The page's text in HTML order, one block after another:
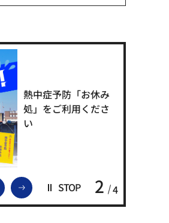
前のスライドを表示
次のスライドを表示
STOP 2 4
熱中症予防「お休み
処」をご利用くださ
い